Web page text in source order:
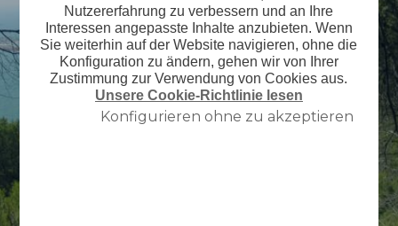
Nutzererfahrung zu verbessern und an Ihre
Interessen angepasste Inhalte anzubieten. Wenn
Sie weiterhin auf der Website navigieren, ohne die
Konfiguration zu ändern, gehen wir von Ihrer
Zustimmung zur Verwendung von Cookies aus.
Unsere Cookie-Richtlinie lesen
Konfigurieren ohne zu akzeptieren